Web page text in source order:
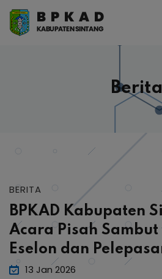
Berita
BERITA
BPKAD Kabupaten
Acara Pisah
Eselon dan
13 Jan 2026